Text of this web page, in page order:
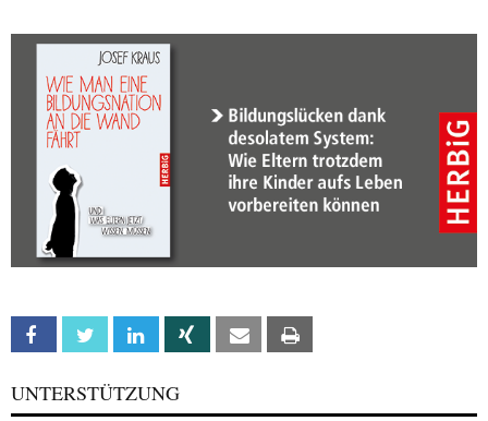
Facebook Twitter Linkedin Xing Email
UNTERSTÜTZUNG